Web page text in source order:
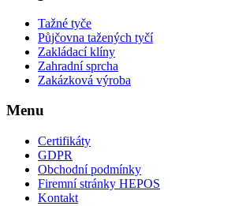
Tažné tyče
Půjčovna tažených tyčí
Zakládací klíny
Zahradní sprcha
Zakázková výroba
Menu
Certifikáty
GDPR
Obchodní podmínky
Firemní stránky HEPOS
Kontakt